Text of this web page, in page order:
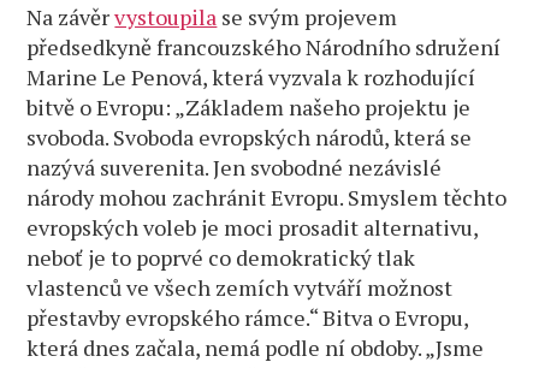
Na závěrvystoupila se svým projevem
předsedkyně francouzského Národního sdružení
Marine Le Penová, která vyzvala k rozhodující
bitvě o Evropu: „Základem našeho projektu je
svoboda. Svoboda evropských národů, která se
nazývá suverenita. Jen svobodné nezávislé
národy mohou zachránit Evropu. Smyslem těchto
evropských voleb je moci prosadit alternativu,
neboť je to poprvé co demokratický tlak
vlastenců ve všech zemích vytváří možnost
přestavby evropského rámce.“ Bitva o Evropu,
která dnes začala, nemá podle ní obdoby. „Jsme